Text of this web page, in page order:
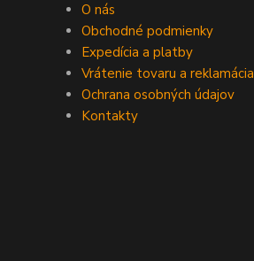
O nás
Obchodné podmienky
Expedícia a platby
Vrátenie tovaru a reklamácia
Ochrana osobných údajov
Kontakty